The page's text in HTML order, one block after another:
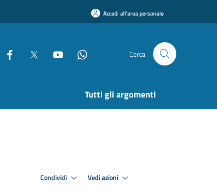
Accedi all'area personale
Cerca
Tutti gli argomenti
Condividi Vedi azioni